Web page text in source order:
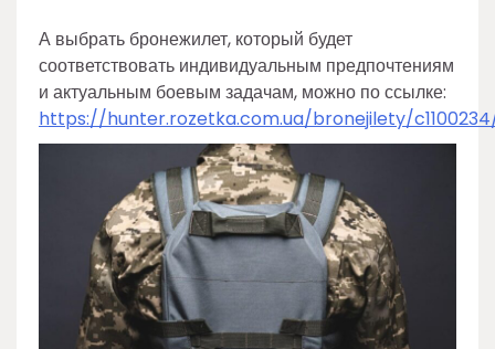
А выбрать бронежилет, который будет
соответствовать индивидуальным предпочтениям
и актуальным боевым задачам, можно по ссылке:
https://hunter.rozetka.com.ua/bronejilety/